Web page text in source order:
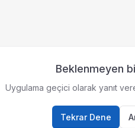
Beklenmeyen
Uygulama geçici olarak yanıt
Tekrar Dene